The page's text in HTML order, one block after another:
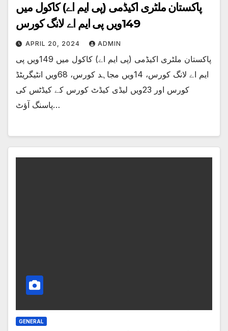
پاکستان ملٹری اکیڈمی (پی ایم اے) کاکول میں
149ویں پی ایم اے لانگ کورس
APRIL 20, 2024 ADMIN
پاکستان ملٹری اکیڈمی (پی ایم اے) کاکول میں 149ویں پی
ایم اے لانگ کورس، 14ویں مجاہد کورس، 68ویں انٹیگریٹڈ
کورس اور 23ویں لیڈی کیڈٹ کورس کے کیڈٹس کی
پاسنگ آؤٹ…
GENERAL